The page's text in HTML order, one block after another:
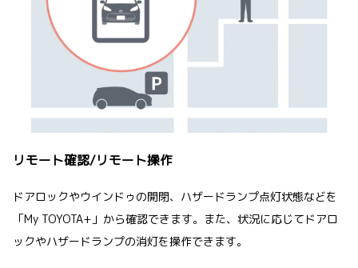
リモート確認/リモート操作
ドアロックやウインドゥの開閉、ハザードランプ点灯状態などを
「My TOYOTA+」から確認できます。また、状況に応じてドアロ
ックやハザードランプの消灯を操作できます。